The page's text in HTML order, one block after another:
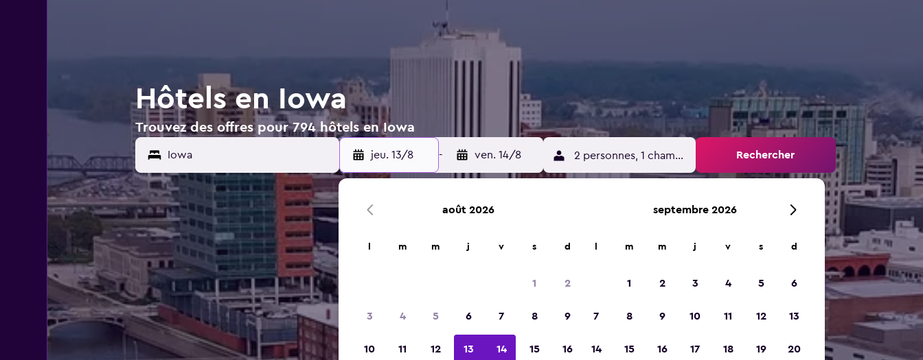
Hôtels en Iowa
Trouvez des offres pour 794 hôtels en Iowa
jeu. 13/8 - ven. 14/8 2 personnes, 1 chambre Rechercher
août 2026
m m j v s d
1 2
3 4 5 6 7 8 9
10 11 12 13 14 15 16
septembre 2026
m m j v s d
1 2 3 4 5 6
7 8 9 10 11 12 13
14 15 16 17 18 19 20